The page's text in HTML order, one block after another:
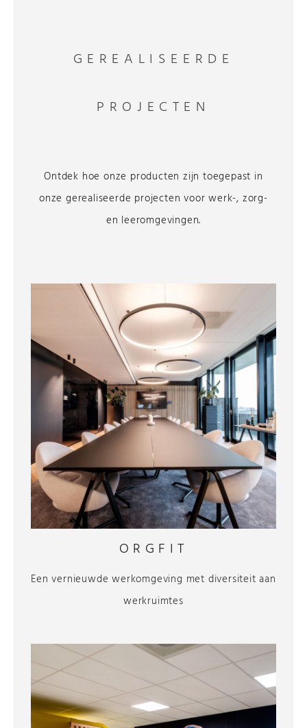
GEREALISEERDE
PROJECTEN
Ontdek hoe onze producten zijn toegepast in
onze gerealiseerde projecten voor werk-, zorg-
en leeromgevingen.
ORGFIT
Een vernieuwde werkomgeving met diversiteit aan
werkruimtes